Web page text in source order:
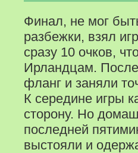
Финал, не мог
разбежки, взял
сразу 10 очков,
Ирландцам.
фланг и заняли
К середине игры
сторону. Но
последней
выстояли и